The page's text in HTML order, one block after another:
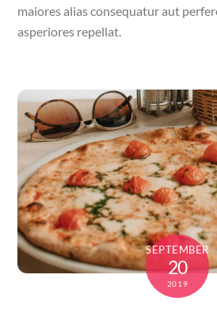
maiores alias consequatur aut
asperiores repellat.
SEPTEMBER
20
2019